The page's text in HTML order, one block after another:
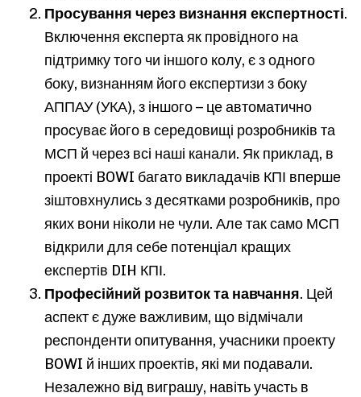
Просування через визнання експертності.
Включення експерта як провідного на
підтримку того чи іншого колу, є з одного
боку, визнанням його експертизи з боку
АППАУ (УКА), з іншого – це автоматично
просуває його в середовищі розробників та
МСП й через всі наші канали. Як приклад, в
проекті BOWI багато викладачів КПІ вперше
зіштовхнулись з десятками розробників, про
яких вони ніколи не чули. Але так само МСП
відкрили для себе потенціал кращих
експертів DIH КПІ.
Професійний розвиток та навчання. Цей
аспект є дуже важливим, що відмічали
респонденти опитування, учасники проекту
BOWI й інших проектів, які ми подавали.
Незалежно від виграшу, навіть участь в